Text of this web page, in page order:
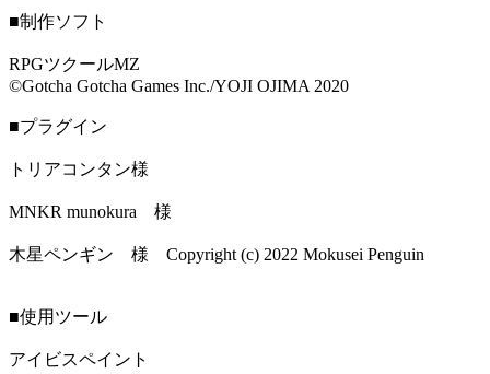
■制作ソフト
RPGツクールMZ
©Gotcha Gotcha Games Inc./YOJI OJIMA 2020
■プラグイン
トリアコンタン様
MNKR munokura 様
木星ペンギン 様 Copyright (c) 2022 Mokusei Penguin
■使用ツール
アイビスペイント